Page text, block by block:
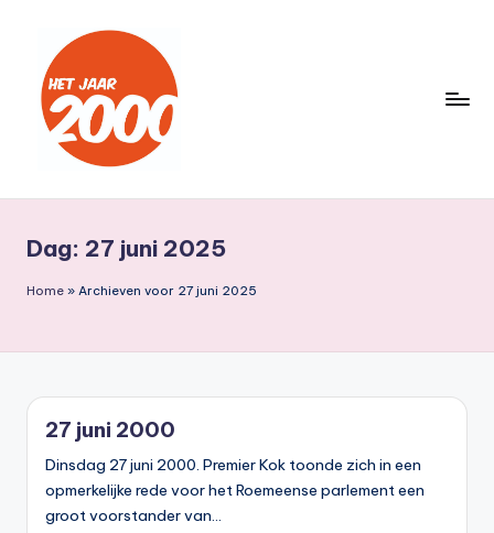
inhoud
t
J
r
2
0
0
lang
terug
naar
Dag: 27 juni 2025
Home » Archieven voor 27 juni 2025
27 juni 2000
Dinsdag 27 juni 2000. Premier Kok toonde zich in een
opmerkelijke rede voor het Roemeense parlement een
groot voorstander van…